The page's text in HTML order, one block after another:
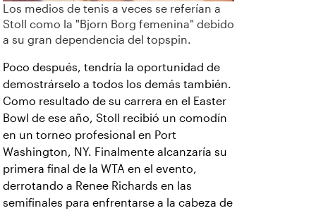
Los medios de tenis a veces se referían a
Stoll como la "Bjorn Borg femenina" debido
a su gran dependencia del topspin.
Poco después, tendría la oportunidad de
demostrárselo a todos los demás también.
Como resultado de su carrera en el Easter
Bowl de ese año, Stoll recibió un comodín
en un torneo profesional en Port
Washington, NY. Finalmente alcanzaría su
primera final de la WTA en el evento,
derrotando a Renee Richards en las
semifinales para enfrentarse a la cabeza de